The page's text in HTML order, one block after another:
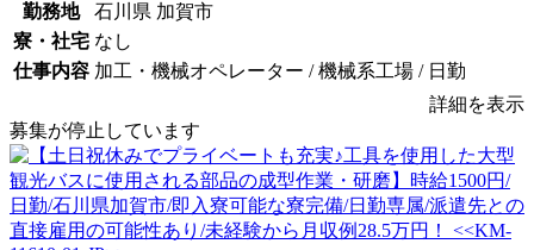
勤務地
石川県 加賀市
寮・社宅 なし
仕事内容 加工・機械オペレーター / 機械系工場 / 日勤
詳細を表示
募集が停止しています